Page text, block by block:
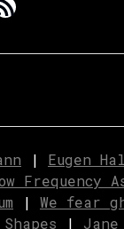
| Eugen
Frequency
| We fear
|